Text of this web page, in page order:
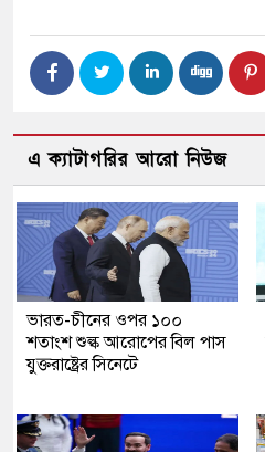
এ ক্যাটাগরির আরো নিউজ
ভারত-চীনের ওপর ১০০
শতাংশ শুল্ক আরোপের বিল পাস
যুক্তরাষ্ট্রের সিনেটে